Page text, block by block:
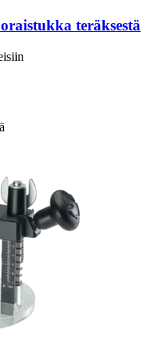
teräksestä